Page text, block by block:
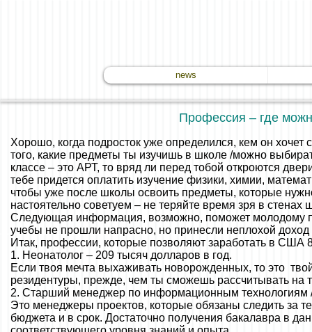
news
Профессия – где
Хорошо, когда подросток уже определился, кем он
того, какие предметы ты изучишь в школе /можно
классе – это АРТ, то вряд ли перед тобой откроются
тебе придется оплатить изучение физики, химии,
чтобы уже после школы освоить предметы, которые
настоятельно советуем – не теряйте время зря в стенах
Следующая информация, возможно, поможет молодому
учебы не прошли напрасно, но принесли неплохой доход
Итак, профессии, которые позволяют заработать в США
1. Неонатолог – 209 тысяч долларов в год.
Если твоя мечта выхаживать новорожденных, то это
резидентуры, прежде, чем ты сможешь рассчитывать на
2. Старший менеджер по информационным технологиям
Это менеджеры проектов, которые обязаны следить за
бюджета и в срок. Достаточно получения бакалавра в